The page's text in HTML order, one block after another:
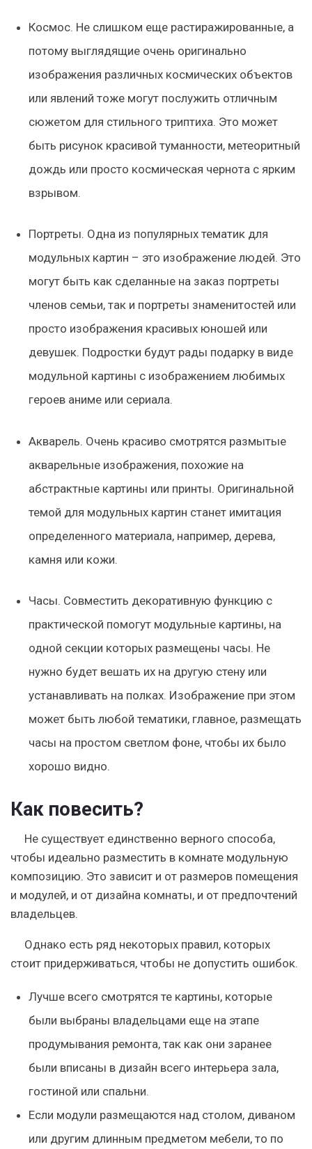
Космос. Не слишком еще растиражированные, а
потому выглядящие очень оригинально
изображения различных космических объектов
или явлений тоже могут послужить отличным
сюжетом для стильного триптиха. Это может
быть рисунок красивой туманности, метеоритный
дождь или просто космическая чернота с ярким
взрывом.
Портреты. Одна из популярных тематик для
модульных картин – это изображение людей. Это
могут быть как сделанные на заказ портреты
членов семьи, так и портреты знаменитостей или
просто изображения красивых юношей или
девушек. Подростки будут рады подарку в виде
модульной картины с изображением любимых
героев аниме или сериала.
Акварель. Очень красиво смотрятся размытые
акварельные изображения, похожие на
абстрактные картины или принты. Оригинальной
темой для модульных картин станет имитация
определенного материала, например, дерева,
камня или кожи.
Часы. Совместить декоративную функцию с
практической помогут модульные картины, на
одной секции которых размещены часы. Не
нужно будет вешать их на другую стену или
устанавливать на полках. Изображение при этом
может быть любой тематики, главное, размещать
часы на простом светлом фоне, чтобы их было
хорошо видно.
Как повесить?
Не существует единственно верного способа,
чтобы идеально разместить в комнате модульную
композицию. Это зависит и от размеров помещения
и модулей, и от дизайна комнаты, и от предпочтений
владельцев.
Однако есть ряд некоторых правил, которых
стоит придерживаться, чтобы не допустить ошибок.
Лучше всего смотрятся те картины, которые
были выбраны владельцами еще на этапе
продумывания ремонта, так как они заранее
были вписаны в дизайн всего интерьера зала,
гостиной или спальни.
Если модули размещаются над столом, диваном
или другим длинным предметом мебели, то по